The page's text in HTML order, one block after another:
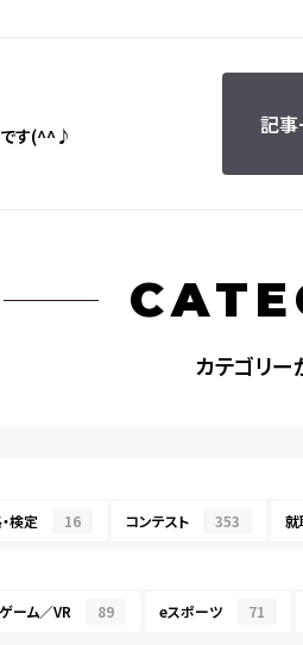
です(^^♪ 記事
カテゴリ
検定 16 コンテスト 353 就
ゲーム／VR 89 eスポーツ 71